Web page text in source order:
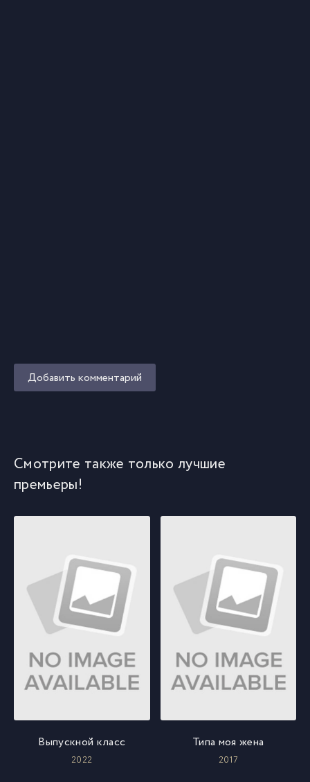
Добавить комментарий
Смотрите также только лучшие
премьеры!
Выпускной класс
2022
Типа моя жена
2017